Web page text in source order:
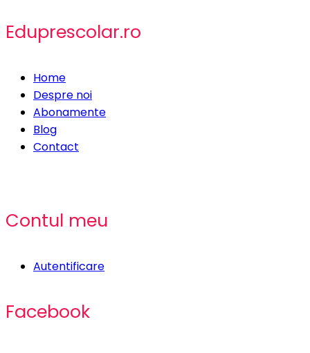
Eduprescolar.ro
Home
Despre noi
Abonamente
Blog
Contact
Contul meu
Autentificare
Facebook